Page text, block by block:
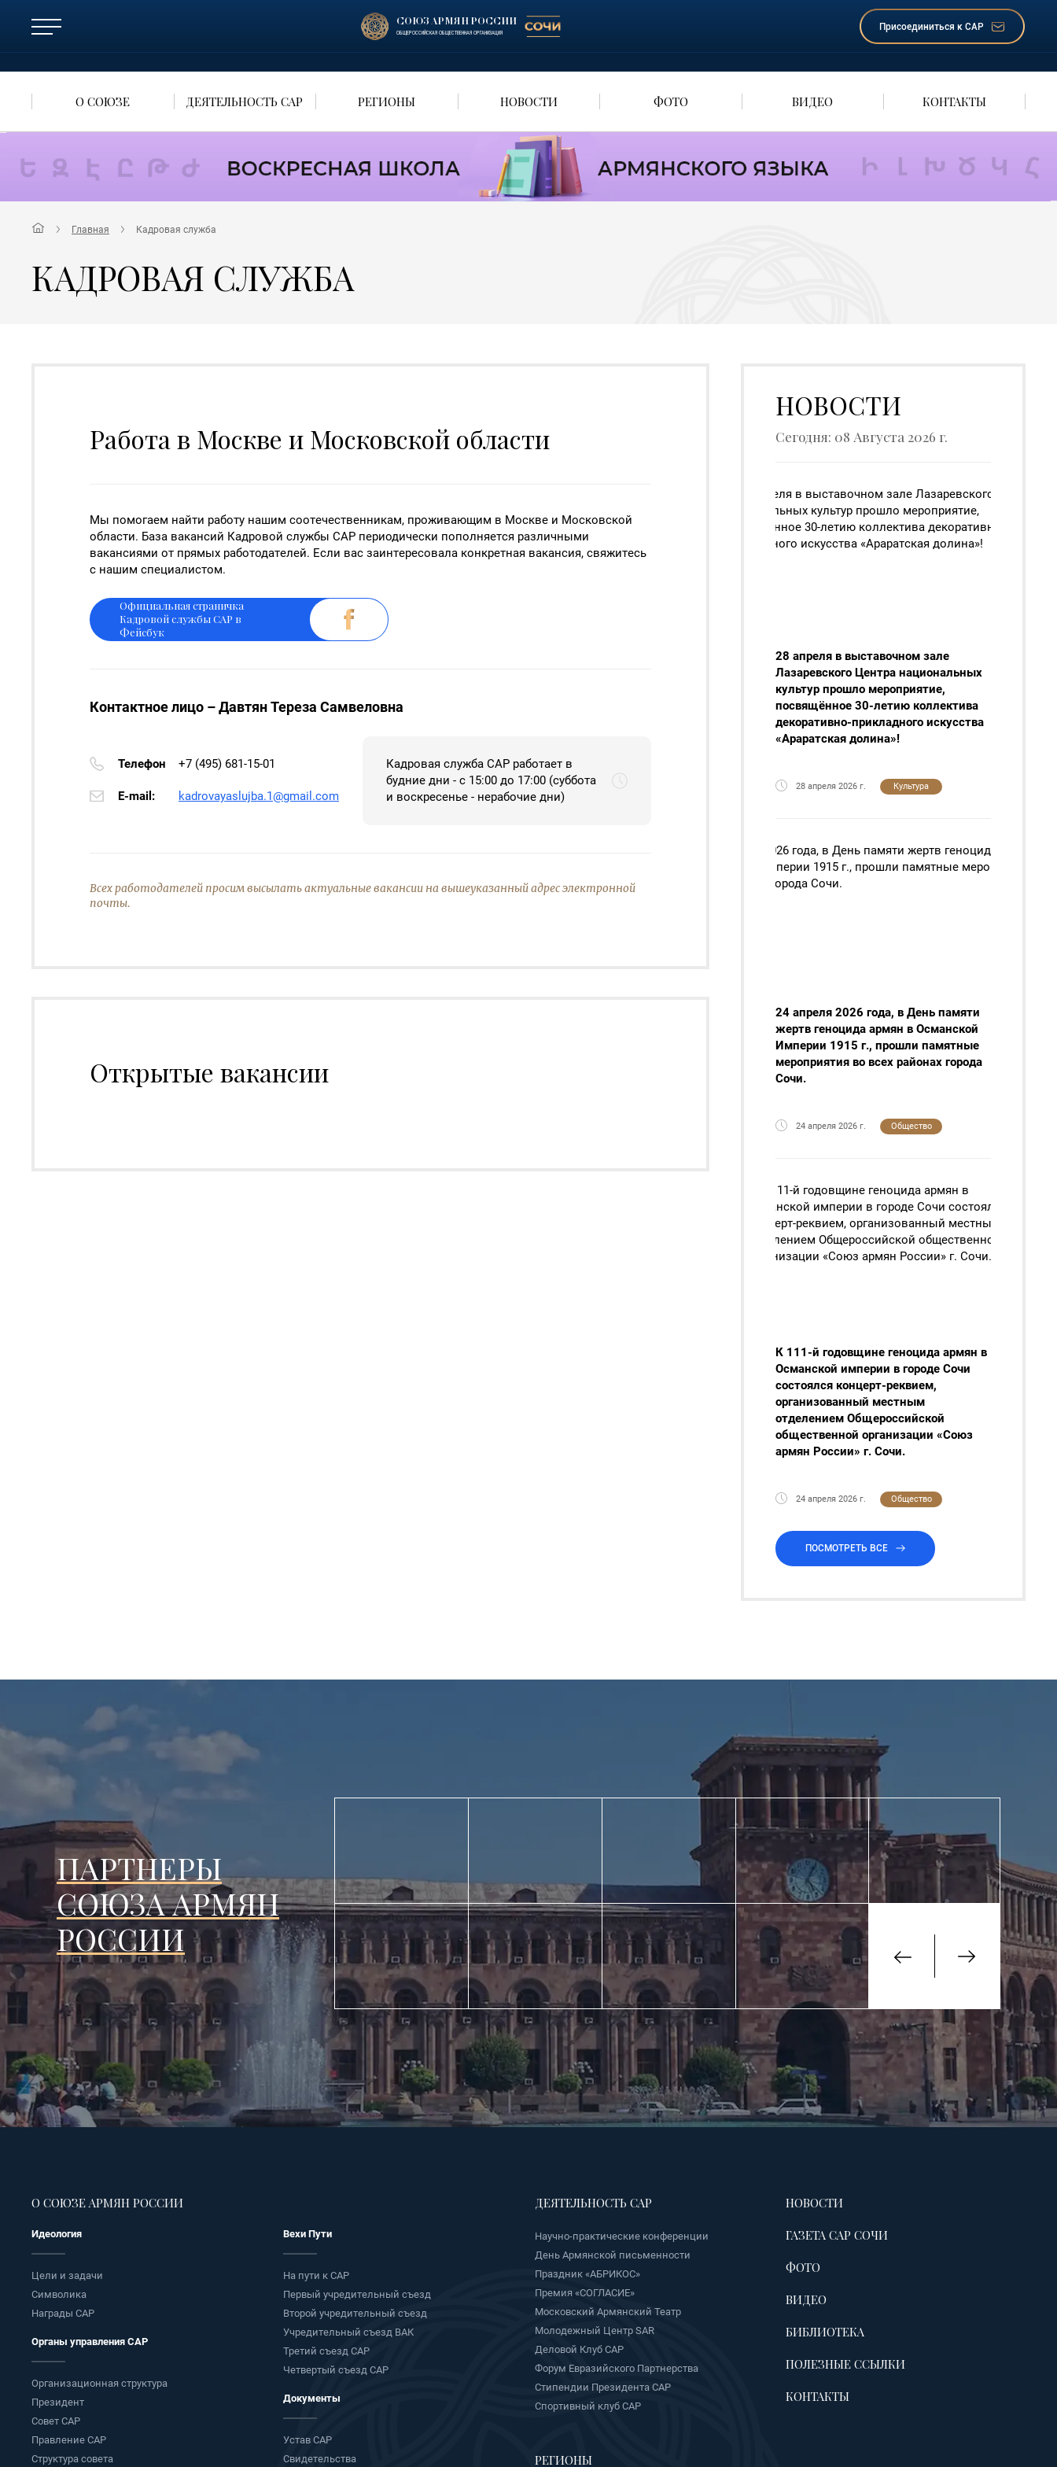
СОЮЗ АРМЯН РОССИИ
ОБЩЕРОССИЙСКАЯ ОБЩЕСТВЕННАЯ ОРГАНИЗАЦИЯ
Присоединиться к САР
О СОЮЗЕ ДЕЯТЕЛЬНОСТЬ САР РЕГИОНЫ НОВОСТИ ФОТО ВИДЕО КОНТАКТЫ
Главная Кадровая служба
КАДРОВАЯ СЛУЖБА
Работа в Москве и Московской области
Мы помогаем найти работу нашим соотечественникам, проживающим в Москве и Московской
области. База вакансий Кадровой службы САР периодически пополняется различными
вакансиями от прямых работодателей. Если вас заинтересовала конкретная вакансия, свяжитесь
с нашим специалистом.
Официальная страничка
Кадровой службы САР в
Фейсбук
Контактное лицо – Давтян Тереза Самвеловна
Телефон +7 (495) 681-15-01
E-mail: kadrovayaslujba.1@gmail.com
Кадровая служба САР работает в
будние дни - с 15:00 до 17:00 (суббота
и воскресенье - нерабочие дни)
Всех работодателей просим высылать актуальные вакансии на вышеуказанный адрес электронной
почты.
Открытые вакансии
НОВОСТИ
Сегодня: 08 Августа 2026 г.
28 апреля в выставочном зале
Лазаревского Центра национальных
культур прошло мероприятие,
посвящённое 30-летию коллектива
декоративно-прикладного искусства
«Араратская долина»!
28 апреля 2026 г. Культура
24 апреля 2026 года, в День памяти
жертв геноцида армян в Османской
Империи 1915 г., прошли памятные
мероприятия во всех районах города
Сочи.
24 апреля 2026 г. Общество
К 111-й годовщине геноцида армян в
Османской империи в городе Сочи
состоялся концерт-реквием,
организованный местным
отделением Общероссийской
общественной организации «Союз
армян России» г. Сочи.
24 апреля 2026 г. Общество
ПОСМОТРЕТЬ ВСЕ
ПАРТНЕРЫ
СОЮЗА АРМЯН
РОССИИ
О СОЮЗЕ АРМЯН РОССИИ
Идеология
Цели и задачи
Символика
Награды САР
Органы управления САР
Организационная структура
Президент
Совет САР
Правление САР
Cтруктура совета
Вехи Пути
На пути к САР
Первый учредительный съезд
Второй учредительный съезд
Учредительный съезд ВАК
Третий съезд САР
Четвертый съезд САР
Документы
Устав САР
Свидетельства
ДЕЯТЕЛЬНОСТЬ САР
Научно-практические конференции
День Армянской письменности
Праздник «АБРИКОС»
Премия «СОГЛАСИЕ»
Московский Армянский Театр
Молодежный Центр SAR
Деловой Клуб САР
Форум Евразийского Партнерства
Стипендии Президента САР
Спортивный клуб САР
РЕГИОНЫ
НОВОСТИ
ГАЗЕТА САР СОЧИ
ФОТО
ВИДЕО
БИБЛИОТЕКА
ПОЛЕЗНЫЕ ССЫЛКИ
КОНТАКТЫ